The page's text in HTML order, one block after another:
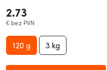
2.73
€ bez PVN
120 g 3 kg